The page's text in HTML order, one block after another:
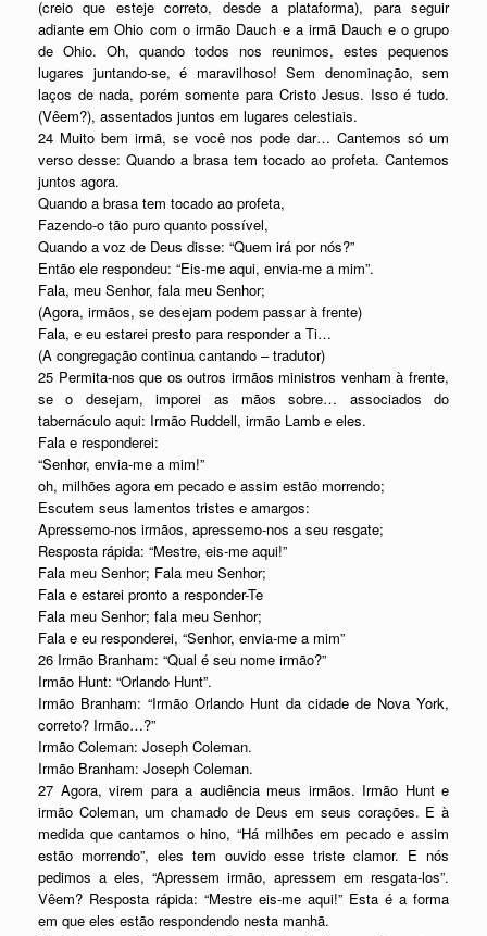
(creio que esteje correto, desde a plataforma), para seguir
adiante em Ohio com o irmão Dauch e a irmã Dauch e o grupo
de Ohio. Oh, quando todos nos reunimos, estes pequenos
lugares juntando-se, é maravilhoso! Sem denominação, sem
laços de nada, porém somente para Cristo Jesus. Isso é tudo.
(Vêem?), assentados juntos em lugares celestiais.
24 Muito bem irmã, se você nos pode dar… Cantemos só um
verso desse: Quando a brasa tem tocado ao profeta. Cantemos
juntos agora.
Quando a brasa tem tocado ao profeta,
Fazendo-o tão puro quanto possível,
Quando a voz de Deus disse: “Quem irá por nós?”
Então ele respondeu: “Eis-me aqui, envia-me a mim”.
Fala, meu Senhor, fala meu Senhor;
(Agora, irmãos, se desejam podem passar à frente)
Fala, e eu estarei presto para responder a Ti…
(A congregação continua cantando – tradutor)
25 Permita-nos que os outros irmãos ministros venham à frente,
se o desejam, imporei as mãos sobre… associados do
tabernáculo aqui: Irmão Ruddell, irmão Lamb e eles.
Fala e responderei:
“Senhor, envia-me a mim!”
oh, milhões agora em pecado e assim estão morrendo;
Escutem seus lamentos tristes e amargos:
Apressemo-nos irmãos, apressemo-nos a seu resgate;
Resposta rápida: “Mestre, eis-me aqui!”
Fala meu Senhor; Fala meu Senhor;
Fala e estarei pronto a responder-Te
Fala meu Senhor; fala meu Senhor;
Fala e eu responderei, “Senhor, envia-me a mim”
26 Irmão Branham: “Qual é seu nome irmão?”
Irmão Hunt: “Orlando Hunt”.
Irmão Branham: “Irmão Orlando Hunt da cidade de Nova York,
correto? Irmão…?”
Irmão Coleman: Joseph Coleman.
Irmão Branham: Joseph Coleman.
27 Agora, virem para a audiência meus irmãos. Irmão Hunt e
irmão Coleman, um chamado de Deus em seus corações. E à
medida que cantamos o hino, “Há milhões em pecado e assim
estão morrendo”, eles tem ouvido esse triste clamor. E nós
pedimos a eles, “Apressem irmão, apressem em resgata-los”.
Vêem? Resposta rápida: “Mestre eis-me aqui!” Esta é a forma
em que eles estão respondendo nesta manhã.